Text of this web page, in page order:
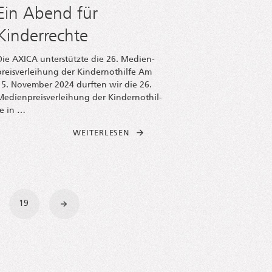
Abend für
AXICA unter­stütz­te die 26. Medi­en­
der Kin­der­not­hil­fe Am
Novem­ber 2024 durf­ten wir die 26.
der Kin­der­not­hil­
in …
WEI­TER­LE­SEN FROM EIN ABEND FÜR |
19 »